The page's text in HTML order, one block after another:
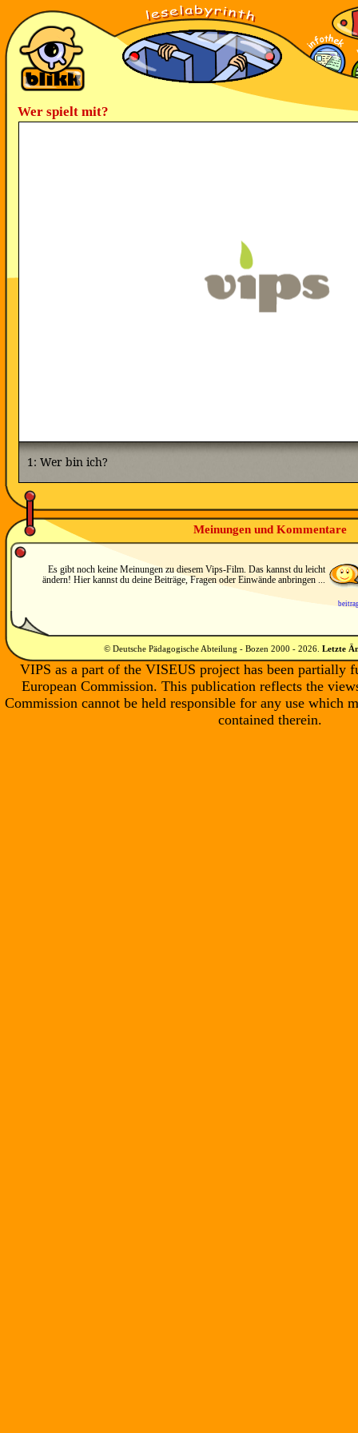
Wer spielt mit?
Meinungen und Kommentare
Es gibt noch keine Meinungen zu diesem Vips-Film. Das kannst du leicht
ändern! Hier kannst du deine Beiträge, Fragen oder Einwände anbringen ...
© Deutsche Pädagogische Abteilung - Bozen 2000 - 2026 Letzte
VIPS as a part of the VISEUS project has been partially
European Commission. This publication reflects the
Commission cannot be held responsible for any use which
contained therein.